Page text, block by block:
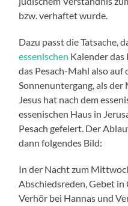
bzw. verhaftet wurde.
Dazu passt die Tatsache,
essenischen Kalender
das Pesach-Mahl also auf
Sonnenuntergang, als
Jesus hat nach dem
essenischen Haus in
Pesach gefeiert. Der
dann folgendes Bild:
In der Nacht zum
Abschiedsreden, Gebet
Verhör bei Hannas und